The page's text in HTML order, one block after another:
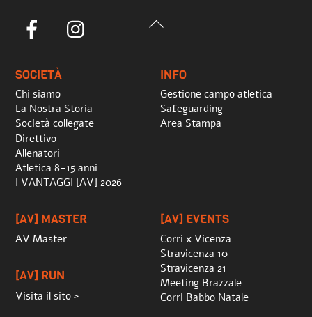
Back
Facebook
SOCIETÀ
Chi siamo
La Nostra Storia
Società collegate
Direttivo
Allenatori
Atletica 8-15 anni
I VANTAGGI [AV] 2026
INFO
Gestione campo atletica
Safeguarding
Area Stampa
[AV] MASTER
AV Master
[AV] RUN
Visita il sito >
[AV] EVENTS
Corri x Vicenza
Stravicenza 10
Stravicenza 21
Meeting Brazzale
Corri Babbo Natale